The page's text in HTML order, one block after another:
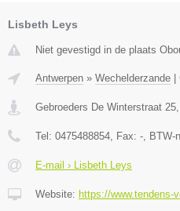
Lisbeth Leys
Niet gevestigd in de plaats
Antwerpen » Wechelderzande
Gebroeders De Winterstraat 25
Tel: 0475488854 , Fax: - , BTW-
E-mail › Lisbeth Leys
Website: https://www.tendens-